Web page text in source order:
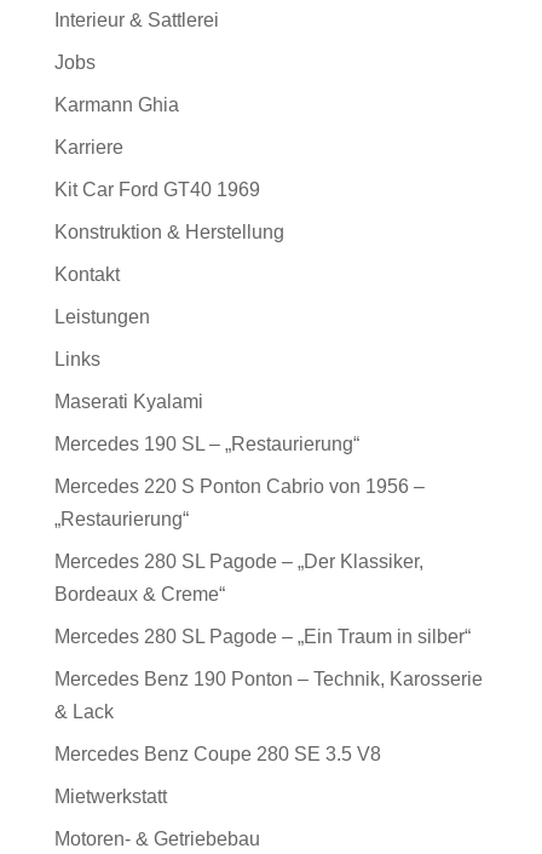
Interieur & Sattlerei
Jobs
Karmann Ghia
Karriere
Kit Car Ford GT40 1969
Konstruktion & Herstellung
Kontakt
Leistungen
Links
Maserati Kyalami
Mercedes 190 SL – „Restaurierung“
Mercedes 220 S Ponton Cabrio von 1956 –
„Restaurierung“
Mercedes 280 SL Pagode – „Der Klassiker,
Bordeaux & Creme“
Mercedes 280 SL Pagode – „Ein Traum in silber“
Mercedes Benz 190 Ponton – Technik, Karosserie
& Lack
Mercedes Benz Coupe 280 SE 3.5 V8
Mietwerkstatt
Motoren- & Getriebebau